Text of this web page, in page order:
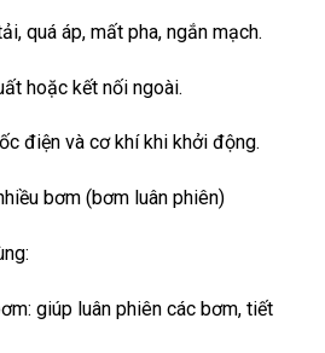
quá áp, mất pha, ngắn mạch.
hoặc kết nối ngoài.
điện và cơ khí khi khởi động.
bơm (bơm luân phiên)
giúp luân phiên các bơm, tiết